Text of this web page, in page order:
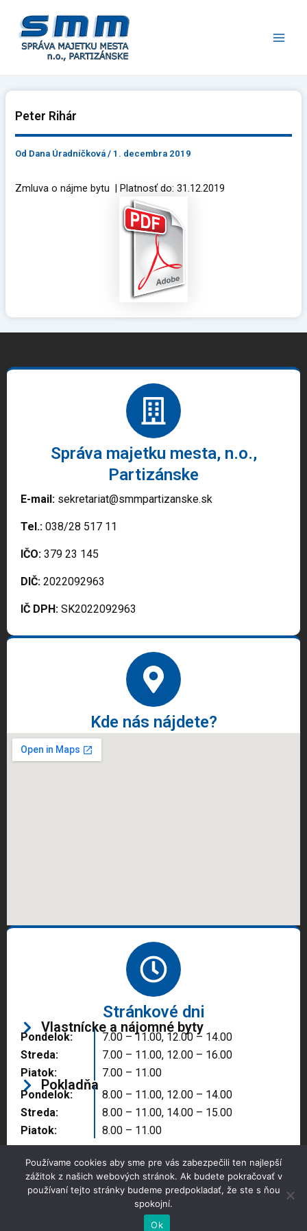
obsah
Peter Rihár
Od Dana Úradníčková/ 1. decembra 2019
Zmluva o nájme bytu | Platnosť do: 31.12.2019
Správa majetku mesta, n.o.,
Partizánske
E-mail: sekretariat@smmpartizanske.sk
Tel.: 038/28 517 11
IČO: 379 23 145
DIČ: 2022092963
IČ DPH: SK2022092963
Kde nás nájdete?
Stránkové dni
Vlastnícke a nájomné byty
Pondelok:
Streda:
Piatok:
7.00 – 11.00, 12.00 – 14.00
7.00 – 11.00, 12.00 – 16.00
7.00 – 11.00
Pokladňa
Pondelok:
Streda:
Piatok:
8.00 – 11.00, 12.00 – 14.00
8.00 – 11.00, 14.00 – 15.00
8.00 – 11.00
Copyright © 2025 Správa majetku mesta, n.o.,
Partizánske
Používame cookies aby sme pre vás zabezpečili ten najlepší
zážitok z našich webových stránok. Ak budete pokračovať v
používaní tejto stránky budeme predpokladať, že ste s ňou
spokojní.
Ok